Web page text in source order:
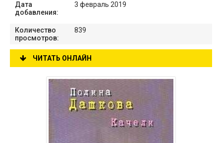
Дата
добавления:
3 февраль 2019
Количество
просмотров:
839
ЧИТАТЬ ОНЛАЙН